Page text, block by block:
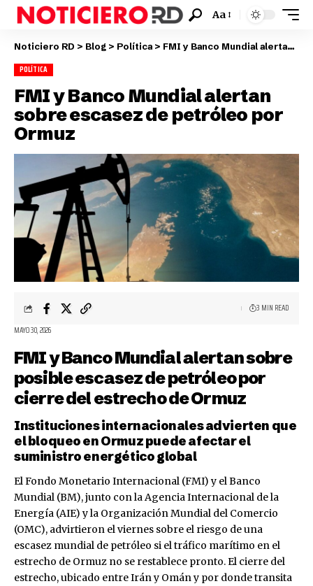
Aa
Noticiero RD > Blog > Política > FMI y Banco Mundial alertan sobre escasez de petróleo por Ormuz
POLÍTICA
FMI y Banco Mundial alertan
sobre escasez de petróleo por
Ormuz
MAYO 30, 2026
3 MIN READ
FMI y Banco Mundial alertan sobre
posible escasez de petróleo por
cierre del estrecho de Ormuz
Instituciones internacionales advierten que
el bloqueo en Ormuz puede afectar el
suministro energético global
El Fondo Monetario Internacional (FMI) y el Banco
Mundial (BM), junto con la Agencia Internacional de la
Energía (AIE) y la Organización Mundial del Comercio
(OMC), advirtieron el viernes sobre el riesgo de una
escasez mundial de petróleo si el tráfico marítimo en el
estrecho de Ormuz no se restablece pronto. El cierre del
estrecho, ubicado entre Irán y Omán y por donde transita